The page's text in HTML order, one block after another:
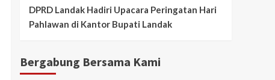
DPRD Landak Hadiri Upacara Peringatan Hari
Pahlawan di Kantor Bupati Landak
Bergabung Bersama Kami